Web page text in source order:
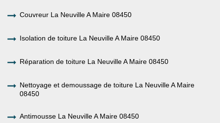
Couvreur La Neuville A Maire 08450
Isolation de toiture La Neuville A Maire 08450
Réparation de toiture La Neuville A Maire 08450
Nettoyage et demoussage de toiture La Neuville A Maire
08450
Antimousse La Neuville A Maire 08450